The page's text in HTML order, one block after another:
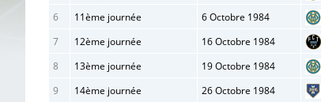
6
11ème journée 6 Octobre 1984
7
12ème journée 16 Octobre 1984
8
13ème journée 19 Octobre 1984
9
14ème journée 26 Octobre 1984